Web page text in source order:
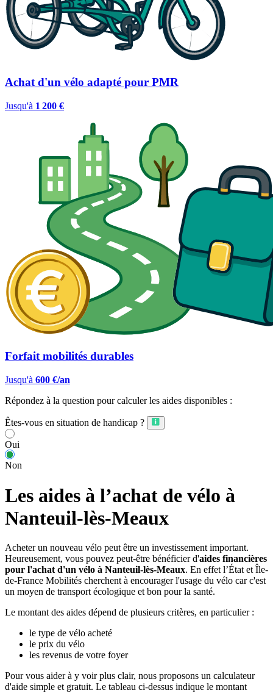
Achat d'un vélo adapté pour PMR
Jusqu'à 1 200 €
Forfait mobilités durables
Jusqu'à 600 €/an
Répondez à la question pour calculer les aides disponibles :
Êtes-vous en situation de handicap ?
Oui
Non
Les aides à l’achat de vélo à
Nanteuil-lès-Meaux
Acheter un nouveau vélo peut être un investissement important.
Heureusement, vous pouvez peut-être bénéficier d'aides financières
pour l'achat d'un vélo à Nanteuil-lès-Meaux. En effet l’État et Île-
de-France Mobilités cherchent à encourager l'usage du vélo car c'est
un moyen de transport écologique et bon pour la santé.
Le montant des aides dépend de plusieurs critères, en particulier :
le type de vélo acheté
le prix du vélo
les revenus de votre foyer
Pour vous aider à y voir plus clair, nous proposons un calculateur
d'aide simple et gratuit. Le tableau ci-dessus indique le montant